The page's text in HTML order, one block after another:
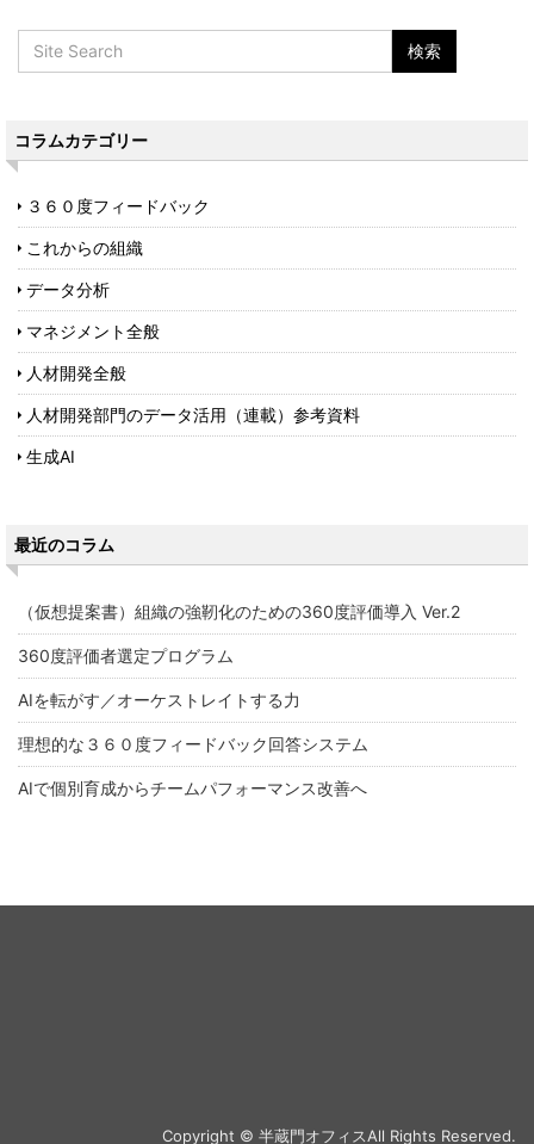
コラムカテゴリー
３６０度フィードバック
これからの組織
データ分析
マネジメント全般
人材開発全般
人材開発部門のデータ活用（連載）参考資料
生成AI
最近のコラム
（仮想提案書）組織の強靭化のための360度評価導入 Ver.2
360度評価者選定プログラム
AIを転がす／オーケストレイトする力
理想的な３６０度フィードバック回答システム
AIで個別育成からチームパフォーマンス改善へ
Copyright © 半蔵門オフィスAll Rights Reserved.